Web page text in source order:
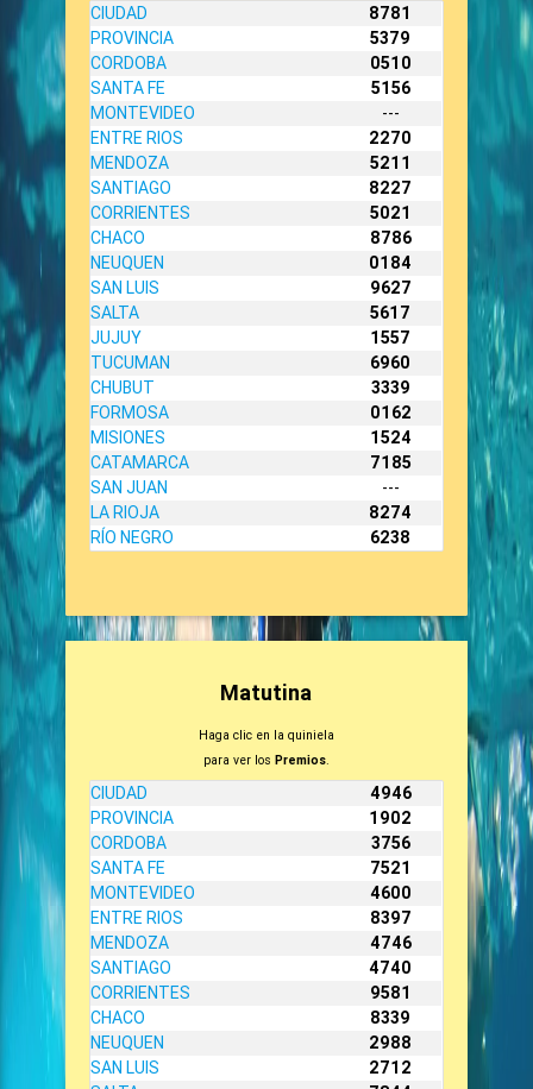
CIUDAD
8781
PROVINCIA
5379
CORDOBA
0510
SANTA FE
5156
MONTEVIDEO
---
ENTRE RIOS
2270
MENDOZA
5211
SANTIAGO
8227
CORRIENTES
5021
CHACO
8786
NEUQUEN
0184
SAN LUIS
9627
SALTA
5617
JUJUY
1557
TUCUMAN
6960
CHUBUT
3339
FORMOSA
0162
MISIONES
1524
CATAMARCA
7185
SAN JUAN
---
LA RIOJA
8274
RÍO NEGRO
6238
Matutina
Haga clic en la quiniela
para ver los Premios.
CIUDAD
4946
PROVINCIA
1902
CORDOBA
3756
SANTA FE
7521
MONTEVIDEO
4600
ENTRE RIOS
8397
MENDOZA
4746
SANTIAGO
4740
CORRIENTES
9581
CHACO
8339
NEUQUEN
2988
SAN LUIS
2712